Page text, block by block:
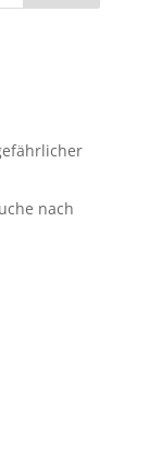
nach